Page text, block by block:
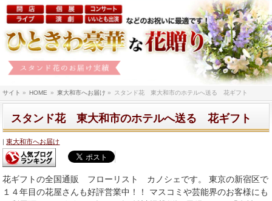
サイト » HOME » 東大和市へお届け » スタンド花 東大和市のホテルへ送る 花ギフト
スタンド花 東大和市のホテルへ送る 花ギフト
東大和市へお届け
花ギフトの全国通販 フローリスト カノシェです。 東京の新宿区で
１４年目の花屋さんも好評営業中！！ マスコミや芸能界のお客様にも